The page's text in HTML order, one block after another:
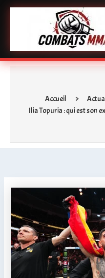
Aller
Accueil
Ilia Topuria : qui est son